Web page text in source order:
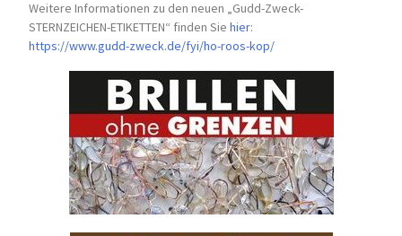
Weitere Informationen zu den neuen „Gudd-Zweck-
STERNZEICHEN-ETIKETTEN“ finden Siehier:
https://www.gudd-zweck.de/fyi/ho-roos-kop/